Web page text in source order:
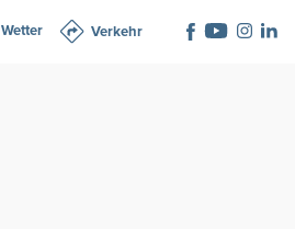
Wetter Verkehr